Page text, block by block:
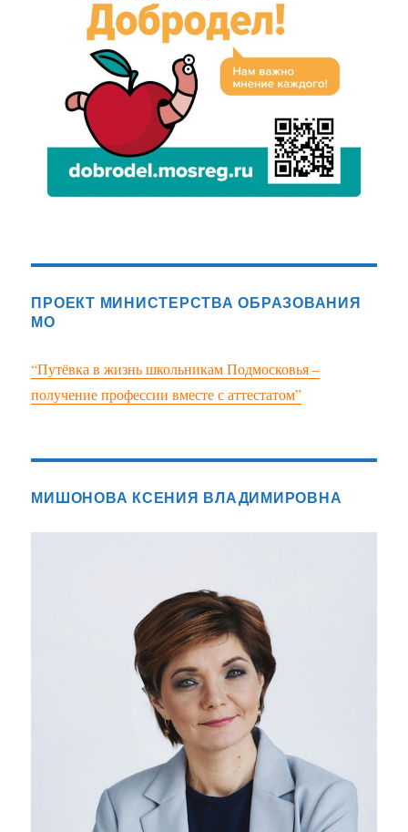
ПРОЕКТ МИНИСТЕРСТВА ОБРАЗОВАНИЯ
МО
“Путёвка в жизнь школьникам Подмосковья –
получение профессии вместе с аттестатом”
МИШОНОВА КСЕНИЯ ВЛАДИМИРОВНА